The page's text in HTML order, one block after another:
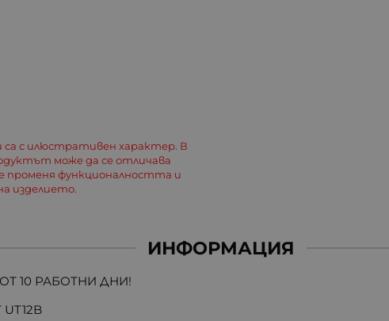
с илюстративен характер. В
може да се отличава
променя функционалността и
изделието.
ИНФОРМАЦИЯ
10 РАБОТНИ ДНИ!